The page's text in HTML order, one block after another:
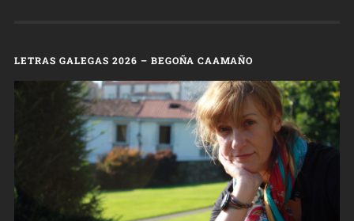
LETRAS GALEGAS 2026 – BEGOÑA CAAMAÑO